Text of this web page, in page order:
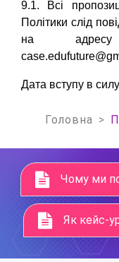
9.1. Всі
Політики слід
на
Дата вступу в
Головна
Чому ми
Як кейс-